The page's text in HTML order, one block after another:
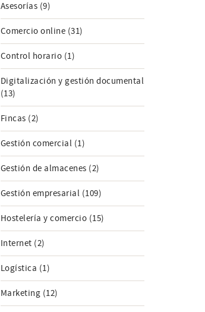
Asesorías (9)
Comercio online (31)
Control horario (1)
Digitalización y gestión documental
(13)
Fincas (2)
Gestión comercial (1)
Gestión de almacenes (2)
Gestión empresarial (109)
Hostelería y comercio (15)
Internet (2)
Logística (1)
Marketing (12)